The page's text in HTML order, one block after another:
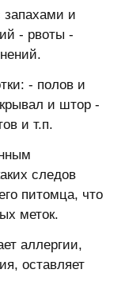
запахами и
- рвоты -
- полов и
и штор -
и т.п.
следов
питомца, что
меток.
аллергии,
оставляет